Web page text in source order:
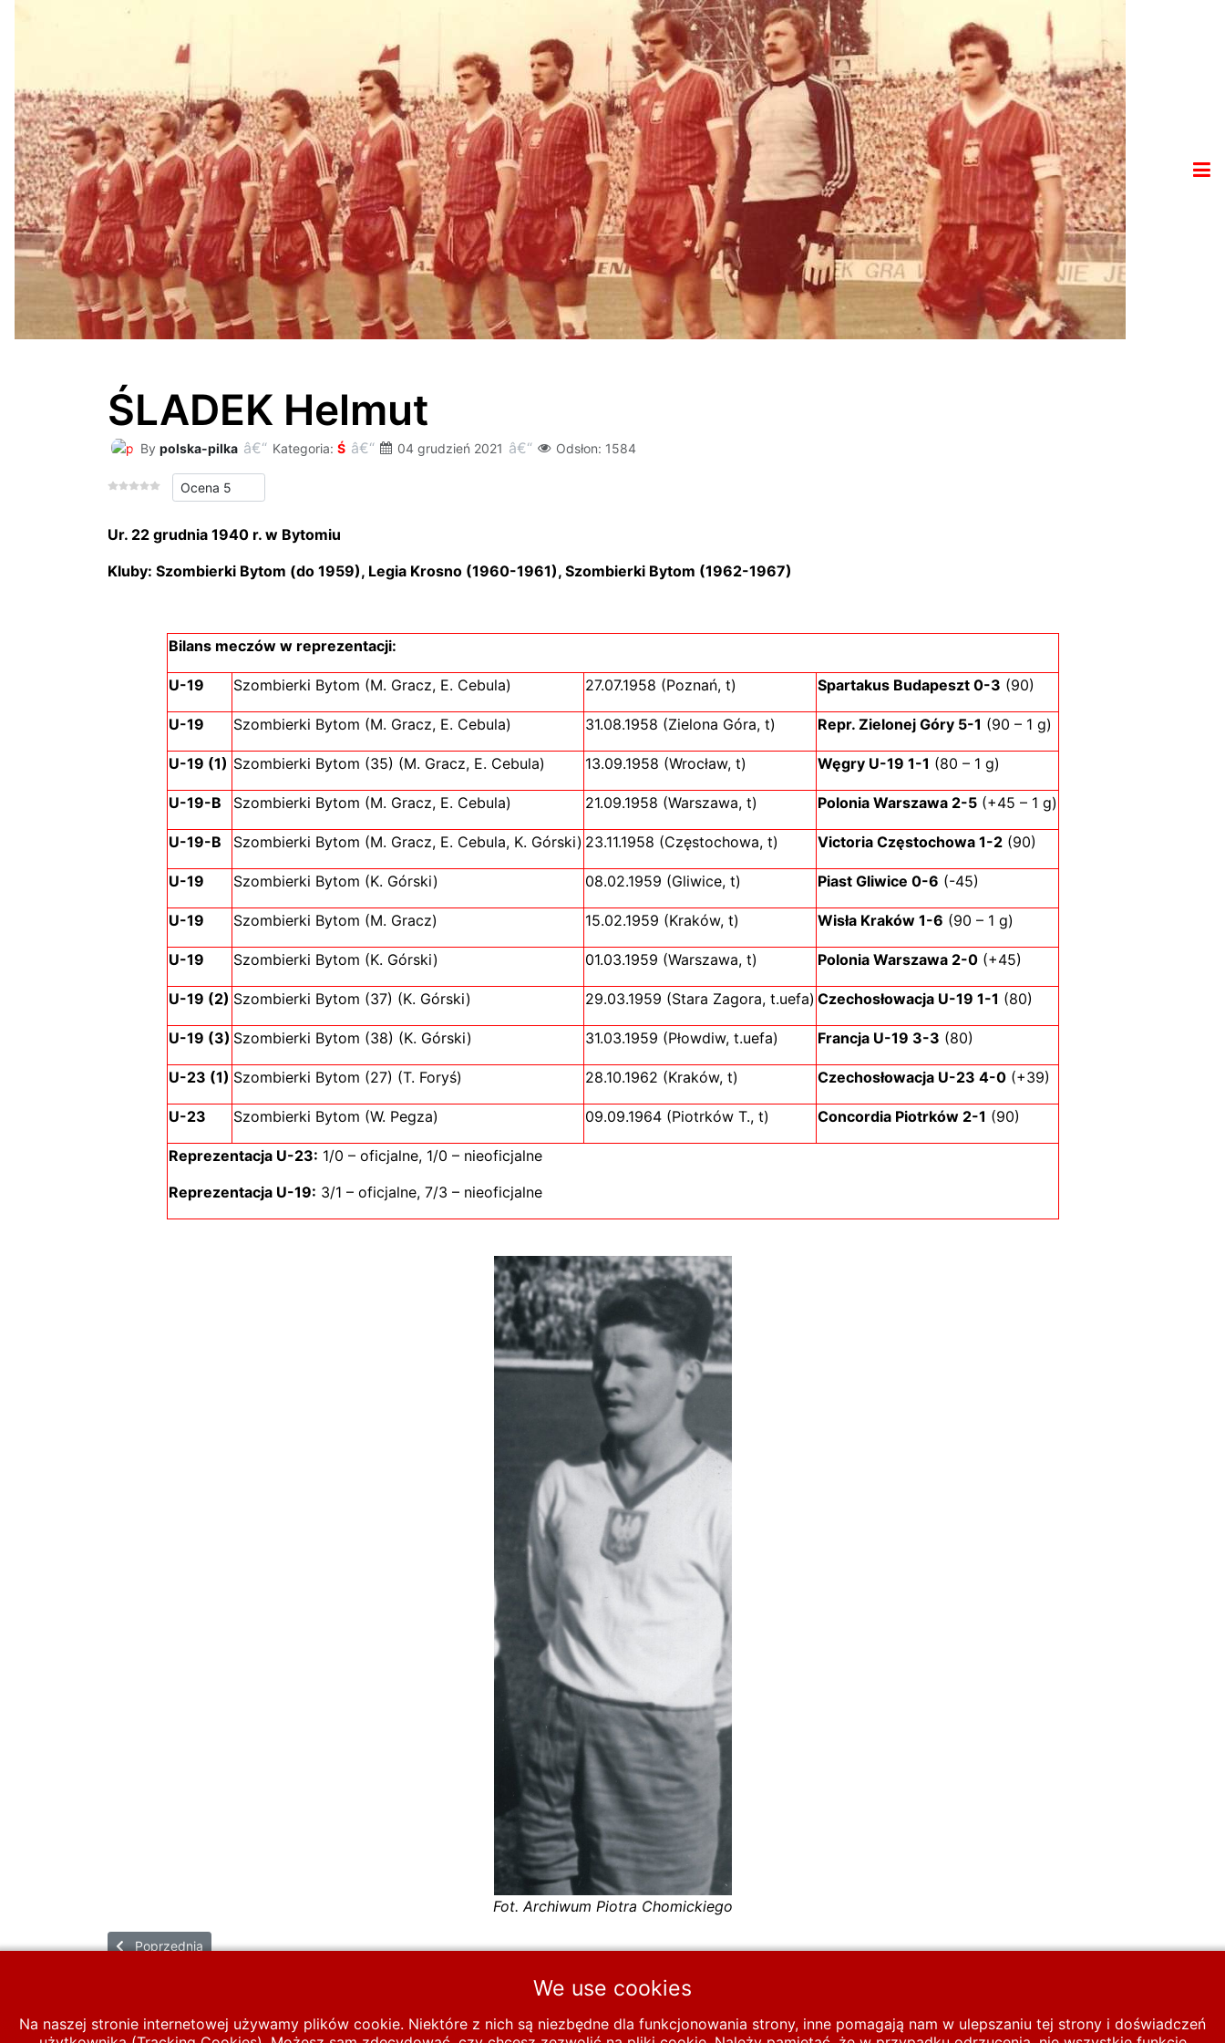
ŚLADEK Helmut
By polska-pilka Kategoria: Ś 04 grudzień 2021 Odsłon: 1584
Proszę, oceń
Ur. 22 grudnia 1940 r. w Bytomiu
Kluby: Szombierki Bytom (do 1959), Legia Krosno (1960-1961), Szombierki Bytom (1962-1967)
Bilans meczów w reprezentacji:
U-19 Szombierki Bytom (M. Gracz, E. Cebula) 27.07.1958 (Poznań, t) Spartakus Budapeszt 0-3 (90)
U-19 Szombierki Bytom (M. Gracz, E. Cebula) 31.08.1958 (Zielona Góra, t) Repr. Zielonej Góry 5-1 (90 – 1 g)
U-19 (1) Szombierki Bytom (35) (M. Gracz, E. Cebula) 13.09.1958 (Wrocław, t) Węgry U-19 1-1 (80 – 1 g)
U-19-B Szombierki Bytom (M. Gracz, E. Cebula) 21.09.1958 (Warszawa, t) Polonia Warszawa 2-5(+45 – 1 g)
U-19-B Szombierki Bytom (M. Gracz, E. Cebula, K. Górski) 23.11.1958 (Częstochowa, t) Victoria Częstochowa 1-2(90)
U-19 Szombierki Bytom (K. Górski) 08.02.1959 (Gliwice, t) Piast Gliwice 0-6 (-45)
U-19 Szombierki Bytom (M. Gracz) 15.02.1959 (Kraków, t) Wisła Kraków 1-6 (90 – 1 g)
U-19 Szombierki Bytom (K. Górski) 01.03.1959 (Warszawa, t) Polonia Warszawa 2-0(+45)
U-19 (2) Szombierki Bytom (37) (K. Górski) 29.03.1959 (Stara Zagora, t.uefa) Czechosłowacja U-19 1-1 (80)
U-19 (3) Szombierki Bytom (38) (K. Górski) 31.03.1959 (Płowdiw, t.uefa) Francja U-19 3-3 (80)
U-23 (1) Szombierki Bytom (27) (T. Foryś) 28.10.1962 (Kraków, t) Czechosłowacja U-23 4-0(+39)
U-23 Szombierki Bytom (W. Pegza) 09.09.1964 (Piotrków T., t) Concordia Piotrków 2-1 (90)
Reprezentacja U-23: 1/0 – oficjalne, 1/0 – nieoficjalne
Reprezentacja U-19: 3/1 – oficjalne, 7/3 – nieoficjalne
Fot. Archiwum Piotra Chomickiego
Poprzednia strona: ŚLIWA Stefan
Poprzednia
We use cookies
Na naszej stronie internetowej używamy plików cookie. Niektóre z nich są niezbędne dla funkcjonowania strony, inne pomagają nam w ulepszaniu tej strony i doświadczeń